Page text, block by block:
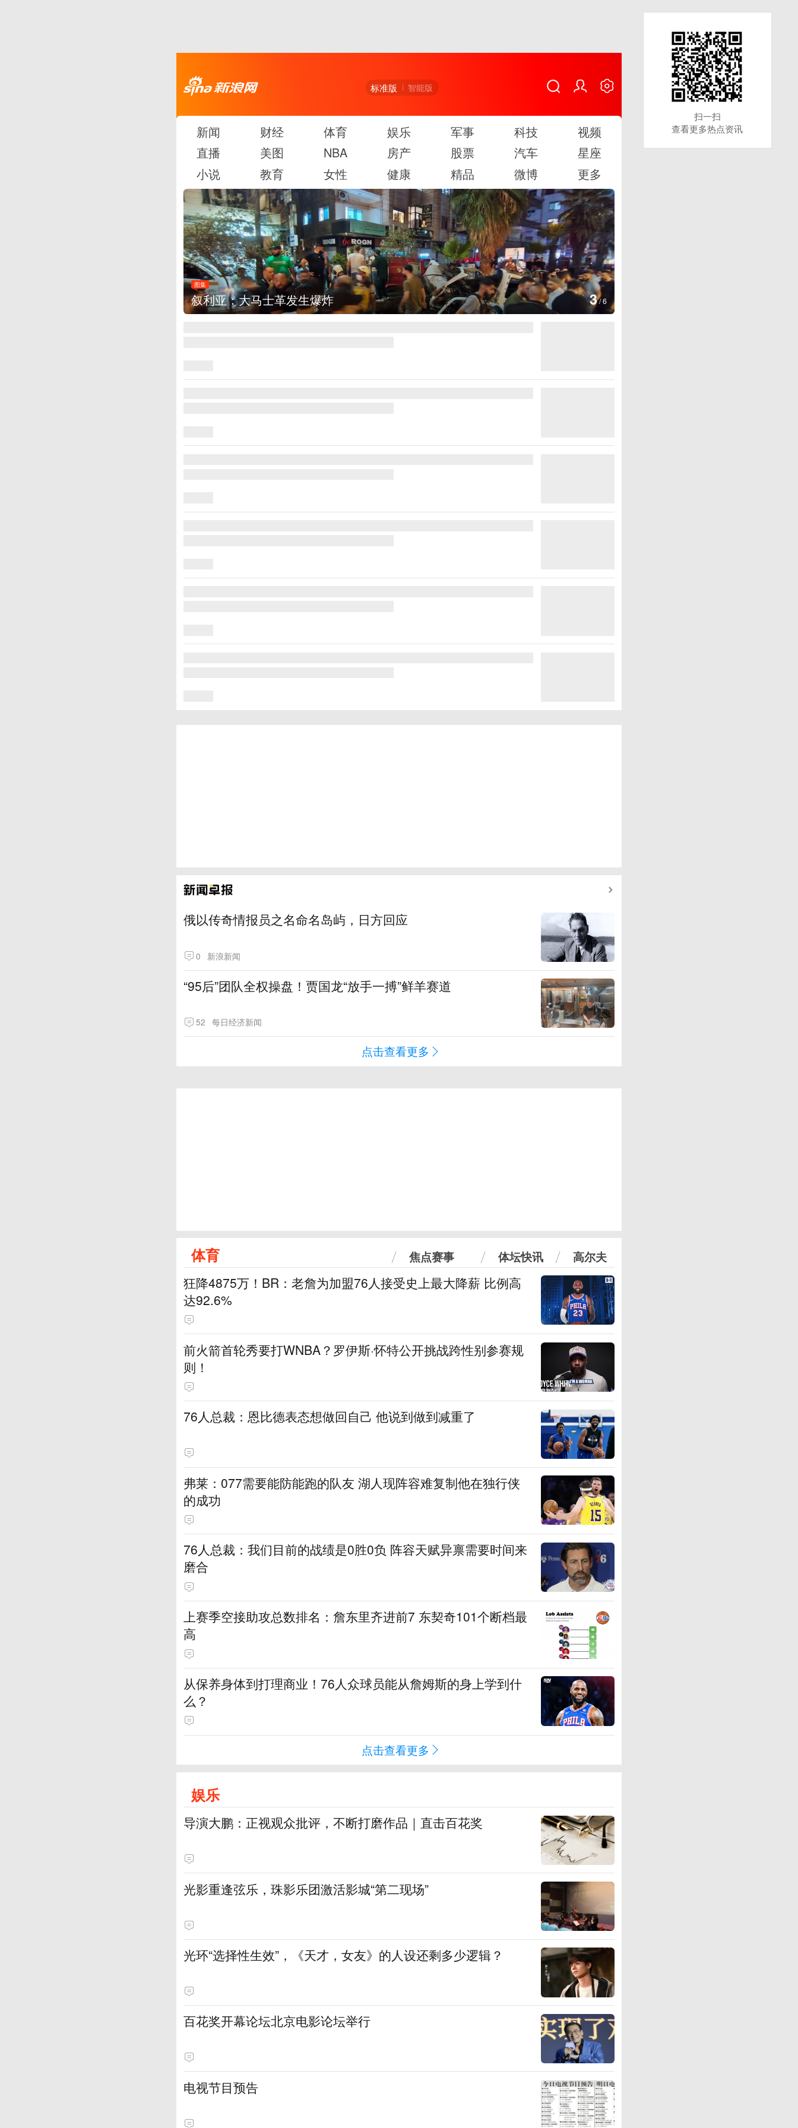
标准版 智能版
新闻 财经 体育 娱乐 军事 科技
视频
直播
美图 NBA 房产 股票 汽车
星座
小说
教育 女性 健康 精品 微博 更多
图集
云南弥勒：欢庆火把节 4/6
俄以传奇情报员之名命名岛屿，日方回应
0 新浪新闻
“95后”团队全权操盘！贾国龙“放手一搏”鲜羊赛道
52 每日经济新闻
点击查看更多
体育 焦点赛事 体坛快讯 高尔夫
狂降4875万！BR：老詹为加盟76人接受史上最大降薪 比例高
达92.6%
前火箭首轮秀要打WNBA？罗伊斯·怀特公开挑战跨性别参赛规
则！
76人总裁：恩比德表态想做回自己 他说到做到减重了
弗莱：077需要能防能跑的队友 湖人现阵容难复制他在独行侠
的成功
76人总裁：我们目前的战绩是0胜0负 阵容天赋异禀需要时间来
磨合
上赛季空接助攻总数排名：詹东里齐进前7 东契奇101个断档最
高
从保养身体到打理商业！76人众球员能从詹姆斯的身上学到什
么？
点击查看更多
娱乐
导演大鹏：正视观众批评，不断打磨作品｜直击百花奖
光影重逢弦乐，珠影乐团激活影城“第二现场”
光环“选择性生效”，《天才，女友》的人设还剩多少逻辑？
百花奖开幕论坛北京电影论坛举行
电视节目预告
扫一扫
查看更多热点资讯
扫一扫
查看更多热点资讯